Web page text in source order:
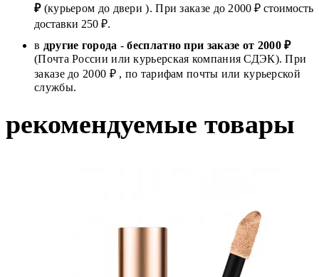
₽(курьером до двери ). При заказе до 2000 ₽ стоимость
доставки 250 ₽.
в другие города -бесплатно при заказе от 2000 ₽
(Почта России или курьерская компания СДЭК). При
заказе до 2000 ₽ , по тарифам почты или курьерской
службы.
рекомендуемые товары